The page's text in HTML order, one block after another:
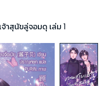
าสุนัขลู่จอมดุ เล่ม 1